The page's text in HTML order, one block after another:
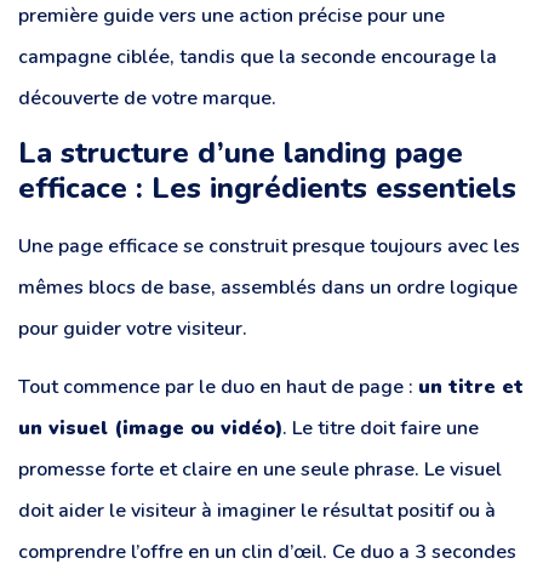
première guide vers une action précise pour une
campagne ciblée, tandis que la seconde encourage la
découverte de votre marque.
La structure d’une landing page
efficace : Les ingrédients essentiels
Une page efficace se construit presque toujours avec les
mêmes blocs de base, assemblés dans un ordre logique
pour guider votre visiteur.
Tout commence par le duo en haut de page : un titre et
un visuel (image ou vidéo). Le titre doit faire une
promesse forte et claire en une seule phrase. Le visuel
doit aider le visiteur à imaginer le résultat positif ou à
comprendre l’offre en un clin d’œil. Ce duo a 3 secondes